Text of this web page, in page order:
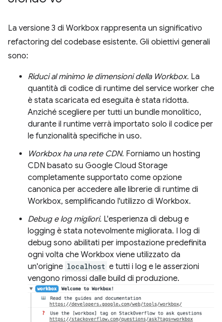
La versione 3 di Workbox rappresenta un significativo
refactoring del codebase esistente. Gli obiettivi generali
sono:
Riduci al minimo le dimensioni della Workbox. La
quantità di codice di runtime del service worker che
è stata scaricata ed eseguita è stata ridotta.
Anziché scegliere per tutti un bundle monolitico,
durante il runtime verrà importato solo il codice per
le funzionalità specifiche in uso.
Workbox ha una rete CDN. Forniamo un hosting
CDN basato su Google Cloud Storage
completamente supportato come opzione
canonica per accedere alle librerie di runtime di
Workbox, semplificando l'utilizzo di Workbox.
Debug e log migliori. L'esperienza di debug e
logging è stata notevolmente migliorata. I log di
debug sono abilitati per impostazione predefinita
ogni volta che Workbox viene utilizzato da
un'origine localhost e tutti i log e le asserzioni
vengono rimossi dalle build di produzione.